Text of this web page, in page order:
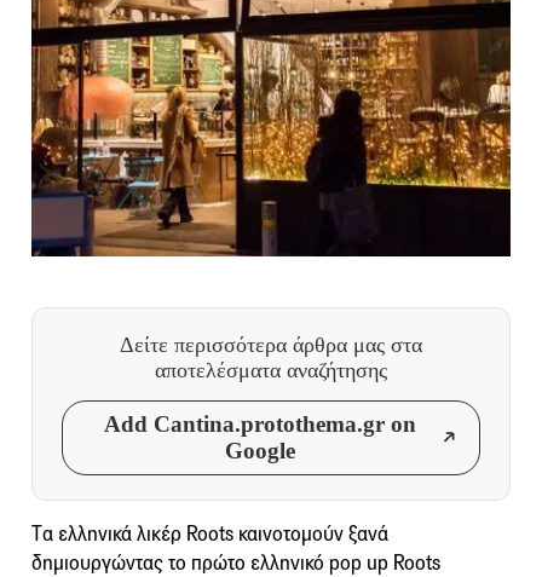
Δείτε περισσότερα άρθρα μας στα
αποτελέσματα αναζήτησης
Add Cantina.protothema.gr on
Google
Tα ελληνικά λικέρ Roots καινοτομούν ξανά
δημιουργώντας το πρώτο ελληνικό pop up Roots